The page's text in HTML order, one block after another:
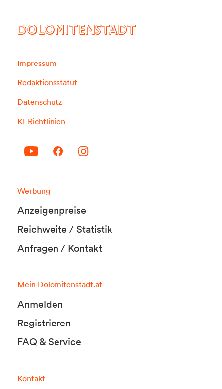
DOLOMITENSTADT
Impressum
Redaktionsstatut
Datenschutz
KI-Richtlinien
Werbung
Anzeigenpreise
Reichweite / Statistik
Anfragen / Kontakt
Mein Dolomitenstadt.at
Anmelden
Registrieren
FAQ & Service
Kontakt